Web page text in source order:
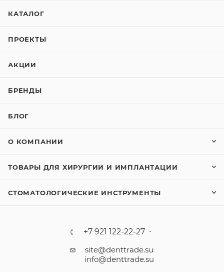
КАТАЛОГ
ПРОЕКТЫ
АКЦИИ
БРЕНДЫ
БЛОГ
О КОМПАНИИ
ТОВАРЫ ДЛЯ ХИРУРГИИ И ИМПЛАНТАЦИИ
СТОМАТОЛОГИЧЕСКИЕ ИНСТРУМЕНТЫ
+7 921 122-22-27
site@denttrade.su
info@denttrade.su